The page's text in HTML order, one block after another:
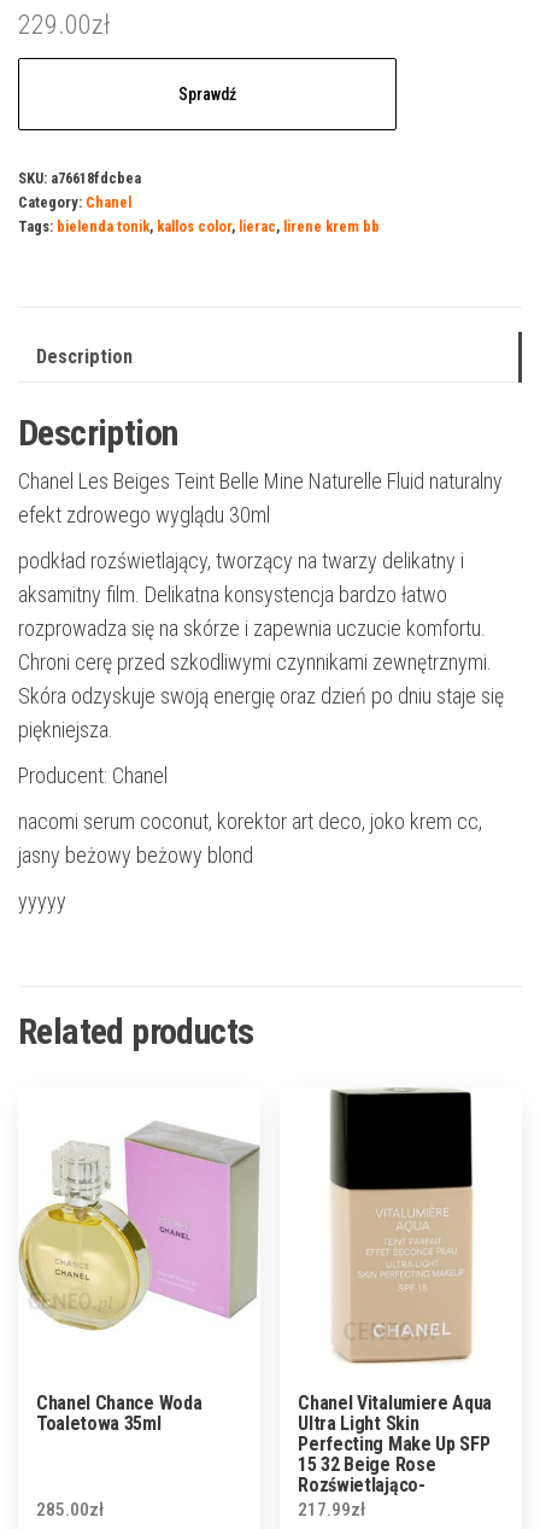
229.00zł
Sprawdź
SKU: a76618fdcbea
Category: Chanel
Tags: bielenda tonik, kallos color, lierac, lirene krem bb
Description
Description
Chanel Les Beiges Teint Belle Mine Naturelle Fluid naturalny
efekt zdrowego wyglądu 30ml
podkład rozświetlający, tworzący na twarzy delikatny i
aksamitny film. Delikatna konsystencja bardzo łatwo
rozprowadza się na skórze i zapewnia uczucie komfortu.
Chroni cerę przed szkodliwymi czynnikami zewnętrznymi.
Skóra odzyskuje swoją energię oraz dzień po dniu staje się
piękniejsza.
Producent: Chanel
nacomi serum coconut, korektor art deco, joko krem cc,
jasny beżowy beżowy blond
yyyyy
Related products
Chanel Chance Woda
Toaletowa 35ml
285.00zł
Chanel Vitalumiere Aqua
Ultra Light Skin
Perfecting Make Up SFP
15 32 Beige Rose
Rozświetlająco-
nawilżający podkład w
217.99zł